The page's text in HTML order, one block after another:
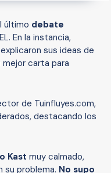
último debate
En la instancia,
sus ideas de
carta para
de Tuinfluyes.com,
destacando los
Kast muy calmado,
su problema. No supo